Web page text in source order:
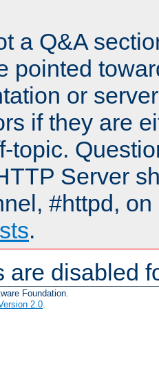
a Q&A
pointed
or
if they are
topic.
Server
#httpd,
.
are disabled
Foundation.
2.0.